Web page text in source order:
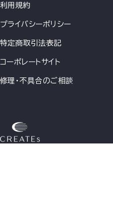
利用規約
プライバシーポリシー
特定商取引法表記
コーポレートサイト
修理・不具合のご相談